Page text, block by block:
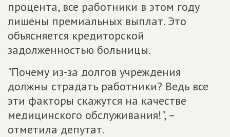
процента, все работники в этом году
лишены премиальных выплат. Это
объясняется кредиторской
задолженностью больницы.
"Почему из-за долгов учреждения
должны страдать работники? Ведь все
эти факторы скажутся на качестве
медицинского обслуживания!", –
отметила депутат.